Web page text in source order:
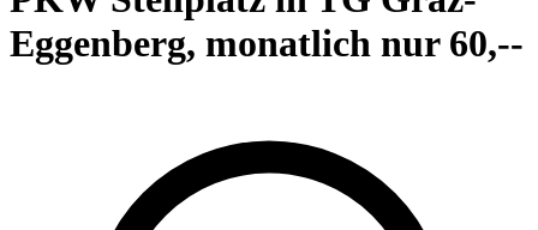
Eggenberg, monatlich nur 60,--